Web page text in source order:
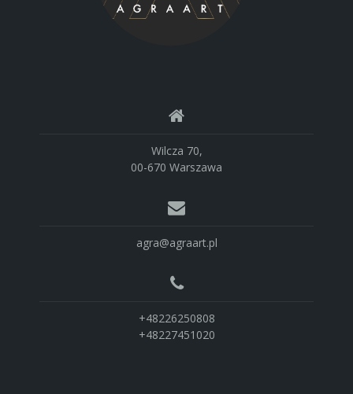
Wilcza 70,
00-670 Warszawa
agra@agraart.pl
+48226250808
+48227451020